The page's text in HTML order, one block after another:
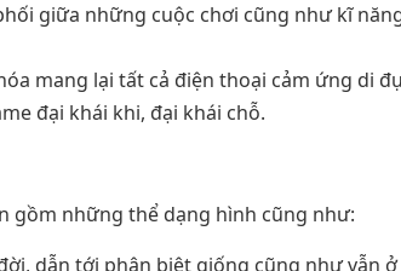
giữa những cuộc chơi cũng như kĩ
mang lại tất cả điện thoại cảm ứng di
đại khái khi, đại khái chỗ.
gồm những thể dạng hình cũng như:
dẫn tới phân biệt giống cũng như vẫn